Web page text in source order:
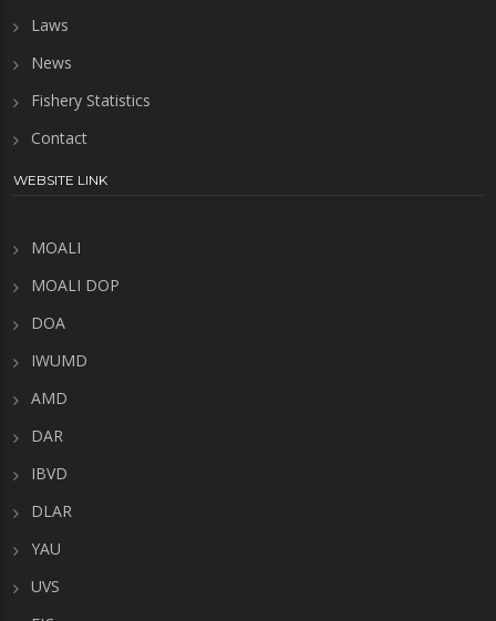
Laws
News
Fishery Statistics
Contact
WEBSITE LINK
MOALI
MOALI DOP
DOA
IWUMD
AMD
DAR
IBVD
DLAR
YAU
UVS